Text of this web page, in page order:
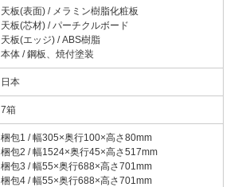
天板(表面) / メラミン樹脂化粧板
天板(芯材) / パーチクルボード
天板(エッジ) / ABS樹脂
本体 / 鋼板、焼付塗装
日本
7箱
梱包1 / 幅305×奥行100×高さ80mm
梱包2 / 幅1524×奥行45×高さ517mm
梱包3 / 幅55×奥行688×高さ701mm
梱包4 / 幅55×奥行688×高さ701mm